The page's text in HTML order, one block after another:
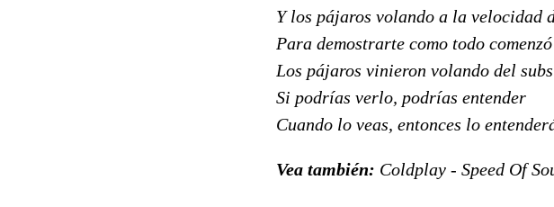
Y los pájaros volando a la velocidad
Para demostrarte como todo comenzó
Los pájaros vinieron volando del
Si podrías verlo, podrías entender
Cuando lo veas, entonces lo
Vea también: Coldplay - Speed Of